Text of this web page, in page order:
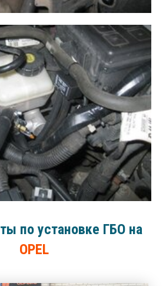
по установке ГБО на
OPEL